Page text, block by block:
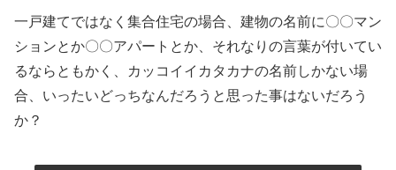
一戸建てではなく集合住宅の場合、建物の名前に〇〇マン
ションとか〇〇アパートとか、それなりの言葉が付いてい
るならともかく、カッコイイカタカナの名前しかない場
合、いったいどっちなんだろうと思った事はないだろう
か？